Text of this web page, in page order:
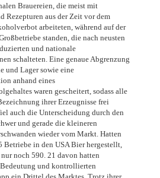
Brauereien, die meist mit
Rezepturen aus der Zeit vor dem
arbeiteten, während auf der
standen, die nach neusten
und nationale
schalteten. Eine genaue Abgrenzung
und Lager sowie eine
anhand eines
waren gescheitert, sodass alle
ihrer Erzeugnisse frei
auch die Unterscheidung durch den
und gerade die kleineren
wieder vom Markt. Hatten
Betriebe in den USA Bier hergestellt,
nur noch 590. 21 davon hatten
und kontrollierten